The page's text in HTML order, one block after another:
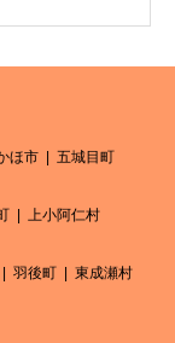
ほ市
五城目町
上小阿仁村
羽後町 東成瀬村